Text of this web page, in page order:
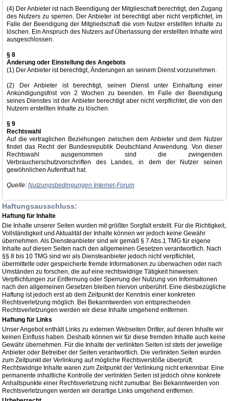
(4) Der Anbieter ist nach Beendigung der Mitglieschaft berechtigt, den Zugang
des Nutzers zu sperren. Der Anbieter ist berechtigt aber nicht verpflichtet, im
Falle der Beendigung der Mitgliedschaft die vom Nutzer erstellten Inhalte zu
löschen. Ein Anspruch des Nutzers auf Überlassung der erstellten Inhalte wird
ausgeschlossen.
§ 8
Änderung oder Einstellung des Angebots
(1) Der Anbieter ist berechtigt, Änderungen an seinem Dienst vorzunehmen.
(2) Der Anbieter ist berechtigt, seinen Dienst unter Einhaltung einer
Ankündigungsfrist von 2 Wochen zu beenden. Im Falle der Beendigung
seines Dienstes ist der Anbieter berechtigt aber nicht verpflichtet, die von den
Nutzern erstellten Inhalte zu löschen.
§ 9
Rechtswahl
Auf die vertraglichen Beziehungen zwischen dem Anbieter und dem Nutzer
findet das Recht der Bundesrepublik Deutschland Anwendung. Von dieser
Rechtswahl ausgenommen sind die zwingenden
Verbraucherschutzvorschriften des Landes, in dem der Nutzer seinen
gewöhnlichen Aufenthalt hat.
Quelle: Nutzungsbedingungen Internet-Forum
Haftungsausschluss:
Haftung für Inhalte
Die Inhalte unserer Seiten wurden mit größter Sorgfalt erstellt. Für die Richtigkeit,
Vollständigkeit und Aktualität der Inhalte können wir jedoch keine Gewähr
übernehmen. Als Diensteanbieter sind wir gemäß § 7 Abs.1 TMG für eigene
Inhalte auf diesen Seiten nach den allgemeinen Gesetzen verantwortlich. Nach
§§ 8 bis 10 TMG sind wir als Diensteanbieter jedoch nicht verpflichtet,
übermittelte oder gespeicherte fremde Informationen zu überwachen oder nach
Umständen zu forschen, die auf eine rechtswidrige Tätigkeit hinweisen.
Verpflichtungen zur Entfernung oder Sperrung der Nutzung von Informationen
nach den allgemeinen Gesetzen bleiben hiervon unberührt. Eine diesbezügliche
Haftung ist jedoch erst ab dem Zeitpunkt der Kenntnis einer konkreten
Rechtsverletzung möglich. Bei Bekanntwerden von entsprechenden
Rechtsverletzungen werden wir diese Inhalte umgehend entfernen.
Haftung für Links
Unser Angebot enthält Links zu externen Webseiten Dritter, auf deren Inhalte wir
keinen Einfluss haben. Deshalb können wir für diese fremden Inhalte auch keine
Gewähr übernehmen. Für die Inhalte der verlinkten Seiten ist stets der jeweilige
Anbieter oder Betreiber der Seiten verantwortlich. Die verlinkten Seiten wurden
zum Zeitpunkt der Verlinkung auf mögliche Rechtsverstöße überprüft.
Rechtswidrige Inhalte waren zum Zeitpunkt der Verlinkung nicht erkennbar. Eine
permanente inhaltliche Kontrolle der verlinkten Seiten ist jedoch ohne konkrete
Anhaltspunkte einer Rechtsverletzung nicht zumutbar. Bei Bekanntwerden von
Rechtsverletzungen werden wir derartige Links umgehend entfernen.